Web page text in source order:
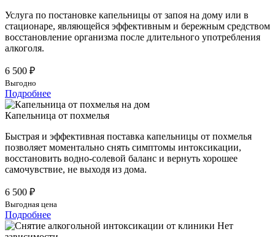
Услуга по постановке капельницы от запоя на дому или в
стационаре, являющейся эффективным и бережным средством
восстановление организма после длительного употребления
алкоголя.
6 500 ₽
Выгодно
Подробнее
Капельница от похмелья
Быстрая и эффективная поставка капельницы от похмелья
позволяет моментально снять симптомы интоксикации,
восстановить водно-солевой баланс и вернуть хорошее
самочувствие, не выходя из дома.
6 500 ₽
Выгодная цена
Подробнее